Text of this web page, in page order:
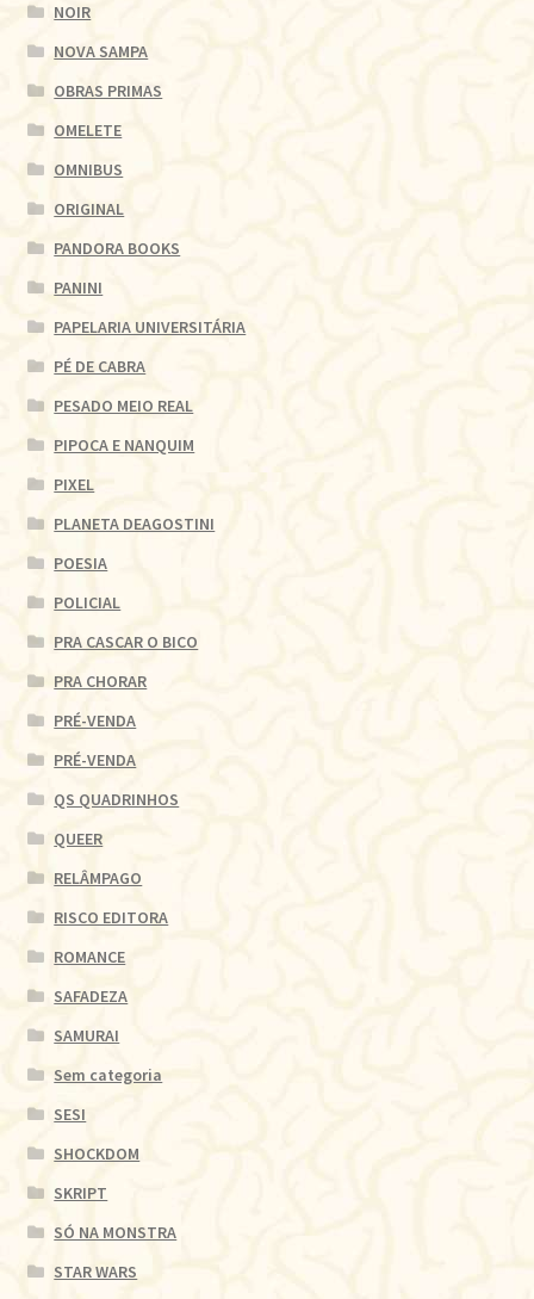
NOIR
NOVA SAMPA
OBRAS PRIMAS
OMELETE
OMNIBUS
ORIGINAL
PANDORA BOOKS
PANINI
PAPELARIA UNIVERSITÁRIA
PÉ DE CABRA
PESADO MEIO REAL
PIPOCA E NANQUIM
PIXEL
PLANETA DEAGOSTINI
POESIA
POLICIAL
PRA CASCAR O BICO
PRA CHORAR
PRÉ-VENDA
PRÉ-VENDA
QS QUADRINHOS
QUEER
RELÂMPAGO
RISCO EDITORA
ROMANCE
SAFADEZA
SAMURAI
Sem categoria
SESI
SHOCKDOM
SKRIPT
SÓ NA MONSTRA
STAR WARS